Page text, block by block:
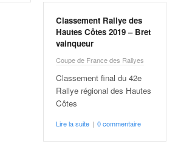
Classement Rallye des
Hautes Côtes 2019 – Bret
vainqueur
Coupe de France des Rallyes
Classement final du 42e
Rallye régional des Hautes
Côtes
Lire la suite | 0 commentaire